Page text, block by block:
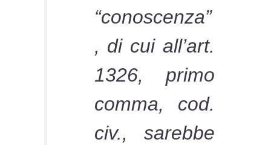
“conoscenza”
, di cui all’art.
1326, primo
comma, cod.
civ., sarebbe